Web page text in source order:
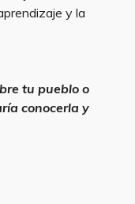
y la
tu pueblo o
conocerla y